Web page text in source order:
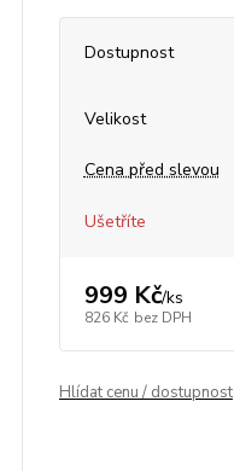
Dostupnost
Velikost
Cena před slevou
Ušetříte
999 Kč/ks
826 Kč bez DPH
Hlídat cenu / dostupnost